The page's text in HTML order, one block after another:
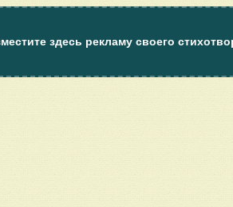
здесь рекламу своего